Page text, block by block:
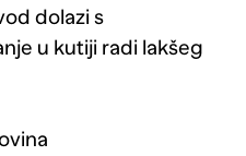
dolazi s
u kutiji radi lakšeg